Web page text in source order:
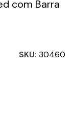
com Barra
SKU: 30460